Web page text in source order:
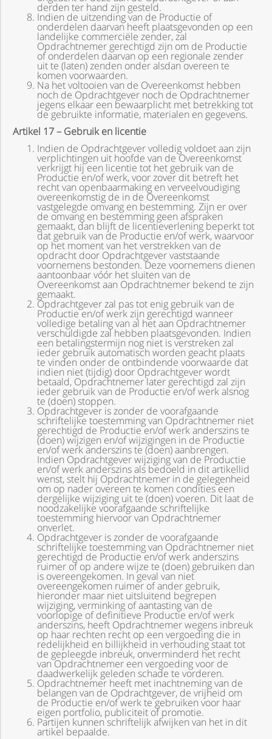
derden ter hand zijn gesteld.
Indien de uitzending van de Productie of
onderdelen daarvan heeft plaatsgevonden op een
landelijke commerciële zender, zal
Opdrachtnemer gerechtigd zijn om de Productie
of onderdelen daarvan op een regionale zender
uit te (laten) zenden onder alsdan overeen te
komen voorwaarden.
Na het voltooien van de Overeenkomst hebben
noch de Opdrachtgever noch de Opdrachtnemer
jegens elkaar een bewaarplicht met betrekking tot
de gebruikte informatie, materialen en gegevens.
Artikel 17 – Gebruik en licentie
Indien de Opdrachtgever volledig voldoet aan zijn
verplichtingen uit hoofde van de Overeenkomst
verkrijgt hij een licentie tot het gebruik van de
Productie en/of werk, voor zover dit betreft het
recht van openbaarmaking en verveelvoudiging
overeenkomstig de in de Overeenkomst
vastgelegde omvang en bestemming. Zijn er over
de omvang en bestemming geen afspraken
gemaakt, dan blijft de licentieverlening beperkt tot
dat gebruik van de Productie en/of werk, waarvoor
op het moment van het verstrekken van de
opdracht door Opdrachtgever vaststaande
voornemens bestonden. Deze voornemens dienen
aantoonbaar vóór het sluiten van de
Overeenkomst aan Opdrachtnemer bekend te zijn
gemaakt.
Opdrachtgever zal pas tot enig gebruik van de
Productie en/of werk zijn gerechtigd wanneer
volledige betaling van al het aan Opdrachtnemer
verschuldigde zal hebben plaatsgevonden. Indien
een betalingstermijn nog niet is verstreken zal
ieder gebruik automatisch worden geacht plaats
te vinden onder de ontbindende voorwaarde dat
indien niet (tijdig) door Opdrachtgever wordt
betaald, Opdrachtnemer later gerechtigd zal zijn
ieder gebruik van de Productie en/of werk alsnog
te (doen) stoppen.
Opdrachtgever is zonder de voorafgaande
schriftelijke toestemming van Opdrachtnemer niet
gerechtigd de Productie en/of werk anderszins te
(doen) wijzigen en/of wijzigingen in de Productie
en/of werk anderszins te (doen) aanbrengen.
Indien Opdrachtgever wijziging van de Productie
en/of werk anderszins als bedoeld in dit artikellid
wenst, stelt hij Opdrachtnemer in de gelegenheid
om op nader overeen te komen condities een
dergelijke wijziging uit te (doen) voeren. Dit laat de
noodzakelijke voorafgaande schriftelijke
toestemming hiervoor van Opdrachtnemer
onverlet.
Opdrachtgever is zonder de voorafgaande
schriftelijke toestemming van Opdrachtnemer niet
gerechtigd de Productie en/of werk anderszins
ruimer of op andere wijze te (doen) gebruiken dan
is overeengekomen. In geval van niet
overeengekomen ruimer of ander gebruik,
hieronder maar niet uitsluitend begrepen
wijziging, verminking of aantasting van de
voorlopige of definitieve Productie en/of werk
anderszins, heeft Opdrachtnemer wegens inbreuk
op haar rechten recht op een vergoeding die in
redelijkheid en billijkheid in verhouding staat tot
de gepleegde inbreuk, onverminderd het recht
van Opdrachtnemer een vergoeding voor de
daadwerkelijk geleden schade te vorderen.
Opdrachtnemer heeft met inachtneming van de
belangen van de Opdrachtgever, de vrijheid om
de Productie en/of werk te gebruiken voor haar
eigen portfolio, publiciteit of promotie.
Partijen kunnen schriftelijk afwijken van het in dit
artikel bepaalde.